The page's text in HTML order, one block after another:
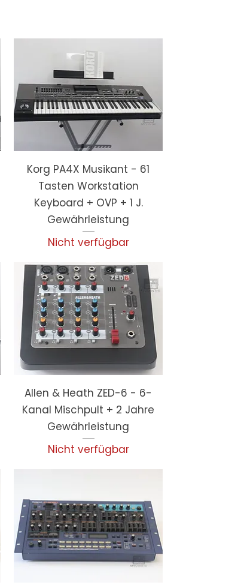
Korg PA4X Musikant - 61
Tasten Workstation
Keyboard + OVP + 1 J.
Gewährleistung
Nicht verfügbar
Allen & Heath ZED-6 - 6-
Kanal Mischpult + 2 Jahre
Gewährleistung
Nicht verfügbar